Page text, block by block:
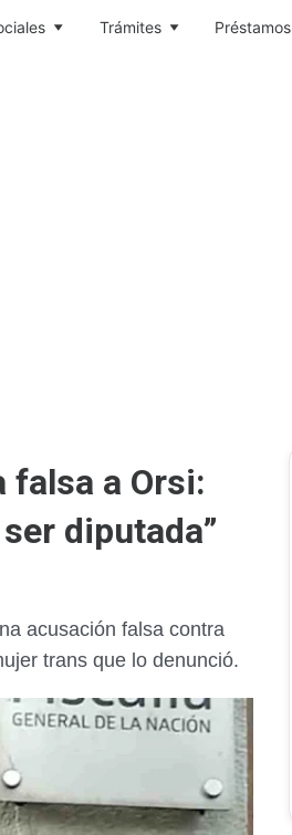
Trámites Préstamos
falsa a Orsi:
diputada”
acusación falsa contra
trans que lo denunció.